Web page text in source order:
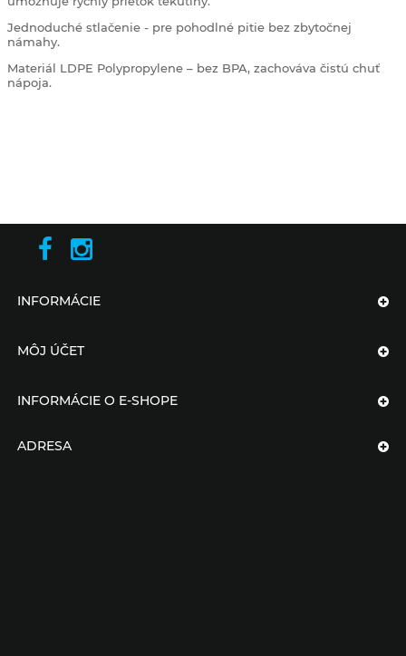
Jednoduché stlačenie - pre pohodlné pitie bez zbytočnej
námahy.
Materiál LDPE Polypropylene – bez BPA, zachováva čistú chuť
nápoja.
INFORMÁCIE
MÔJ ÚČET
INFORMÁCIE O E-SHOPE
ADRESA